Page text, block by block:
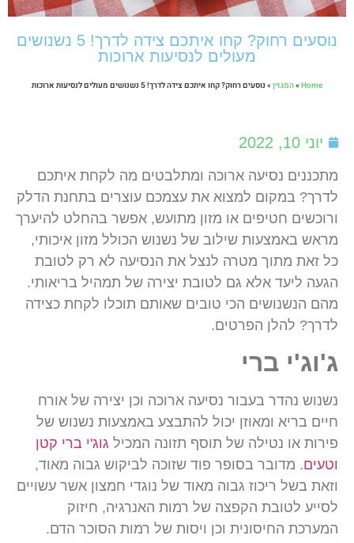
נוסעים רחוק? קחו איתכם צידה לדרך! 5 נשנושים
מעולים לנסיעות ארוכות
Home
»המגזין»נוסעים רחוק? קחו איתכם צידה לדרך! 5 נשנושים מעולים לנסיעות ארוכות
יוני 10, 2022
מתכננים נסיעה ארוכה ומתלבטים מה לקחת איתכם
לדרך? במקום למצוא את עצמכם עוצרים בתחנת הדלק
ורוכשים חטיפים או מזון מתועש, אפשר בהחלט להיערך
מראש באמצעות שילוב של נשנוש הכולל מזון איכותי,
כל זאת מתוך מטרה לנצל את הנסיעה לא רק לטובת
הגעה ליעד אלא גם לטובת יצירה של תמהיל בריאותי.
מהם הנשנושים הכי טובים שאותם תוכלו לקחת כצידה
לדרך? להלן הפרטים.
ג'וג'י ברי
נשנוש נהדר בעבור נסיעה ארוכה וכן יצירה של אורח
חיים בריא ומאוזן יכול להתבצע באמצעות נשנוש של
פירות או נטילה של תוסף תזונה המכילגוג'י ברי קטן
וטעים. מדובר בסופר פוד שזוכה לביקוש גבוה מאוד,
וזאת בשל ריכוז גבוה מאוד של נוגדי חמצון אשר עשויים
לסייע לטובת הקפצה של רמות האנרגיה, חיזוק
המערכת החיסונית וכן ויסות של רמות הסוכר הדם.